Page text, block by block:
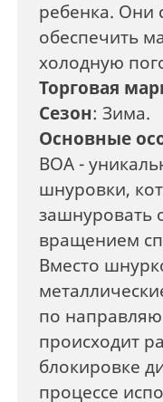
ребенка. Они
обеспечить
холодную
Торговая
Сезон: Зима.
Основные
ВОА -
шнуровки,
зашнуровать
вращением
Вместо
по
происходит
блокировке
процессе